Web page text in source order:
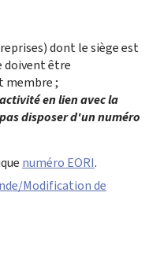
dont le siège est
doivent être
membre ;
en lien avec la
disposer d'un numéro
numéro EORI.
Modification de